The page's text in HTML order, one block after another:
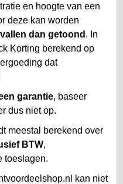
en hoogte van een
deze kan worden
dan getoond . In
Korting berekend op
dat
garantie, baseer
dus niet op.
meestal berekend over
BTW,
toeslagen.
kan niet